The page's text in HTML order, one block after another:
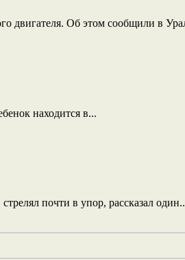
двигателя. Об этом сообщили в
находится в...
почти в упор, рассказал